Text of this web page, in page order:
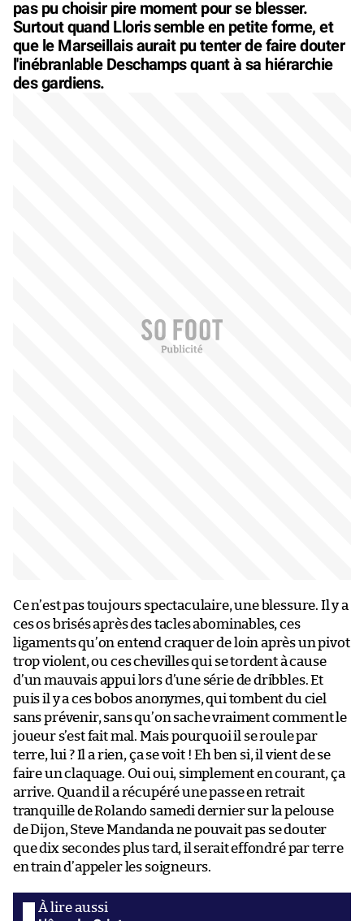
pas pu choisir pire moment pour se blesser.
Surtout quand Lloris semble en petite forme, et
que le Marseillais aurait pu tenter de faire douter
l'inébranlable Deschamps quant à sa hiérarchie
des gardiens.
Ce n’est pas toujours spectaculaire, une blessure. Il y a
ces os brisés après des tacles abominables, ces
ligaments qu’on entend craquer de loin après un pivot
trop violent, ou ces chevilles qui se tordent à cause
d’un mauvais appui lors d’une série de dribbles. Et
puis il y a ces bobos anonymes, qui tombent du ciel
sans prévenir, sans qu’on sache vraiment comment le
joueur s’est fait mal. Mais pourquoi il se roule par
terre, lui ? Il a rien, ça se voit ! Eh ben si, il vient de se
faire un claquage. Oui oui, simplement en courant, ça
arrive. Quand il a récupéré une passe en retrait
tranquille de Rolando samedi dernier sur la pelouse
de Dijon, Steve Mandanda ne pouvait pas se douter
que dix secondes plus tard, il serait effondré par terre
en train d’appeler les soigneurs.